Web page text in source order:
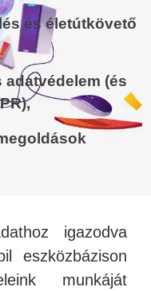
és életútkövető
(és
igazodva
eszközbázison
munkáját